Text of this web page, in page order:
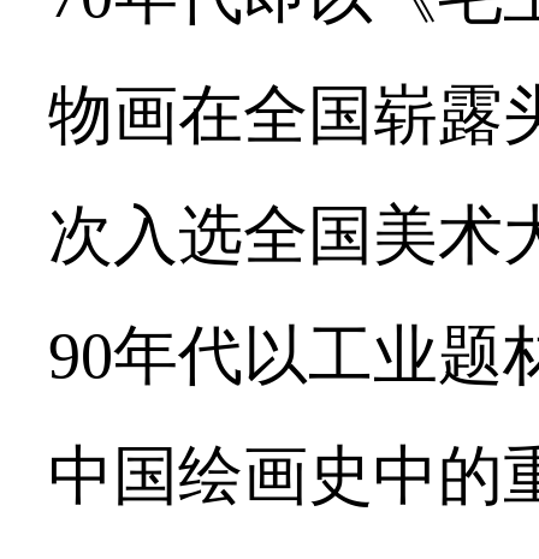
物画在全国崭露
次入选全国美术
90年代以工业题
中国绘画史中的